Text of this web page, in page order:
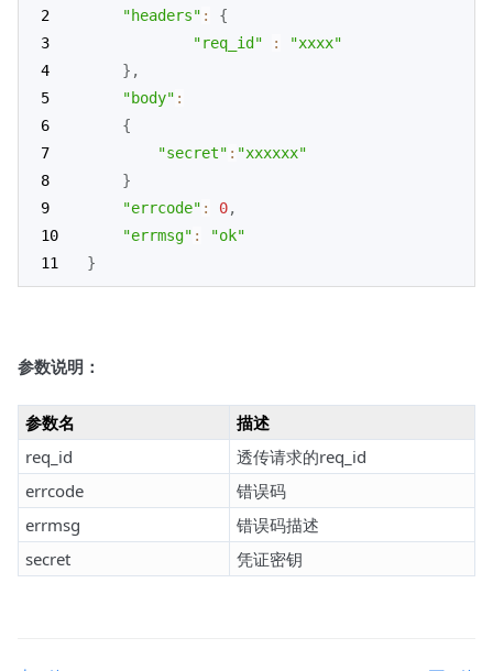
"headers" :
{
"req_id"
:
"xxxx"
} ,
"body" :
{
"secret" : "xxxxxx"
}
"errcode" : 0,
"errmsg" :
"ok"
}
参数说明：
参数名
描述
req_id
透传请求的req_id
errcode
错误码
errmsg
错误码描述
secret
凭证密钥